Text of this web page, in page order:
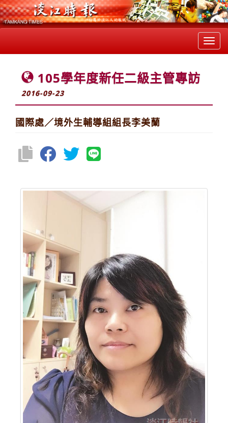
105學年度新任二級主管專訪
2016-09-23
國際處／境外生輔導組組長李美蘭